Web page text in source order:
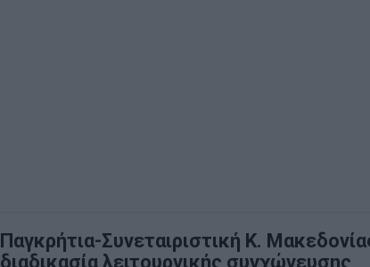
Παγκρήτια-Συνεταιριστική Κ.
διαδικασία λειτουργικής συγχώνευσης